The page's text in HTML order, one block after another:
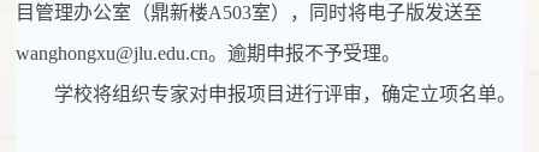
目管理办公室（鼎新楼A503室），同时将电子版发送至
wanghongxu@jlu.edu.cn。逾期申报不予受理。
学校将组织专家对申报项目进行评审，确定立项名单。